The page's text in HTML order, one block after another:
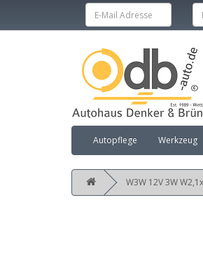
Autopflege Werkzeug
W3W 12V 3W